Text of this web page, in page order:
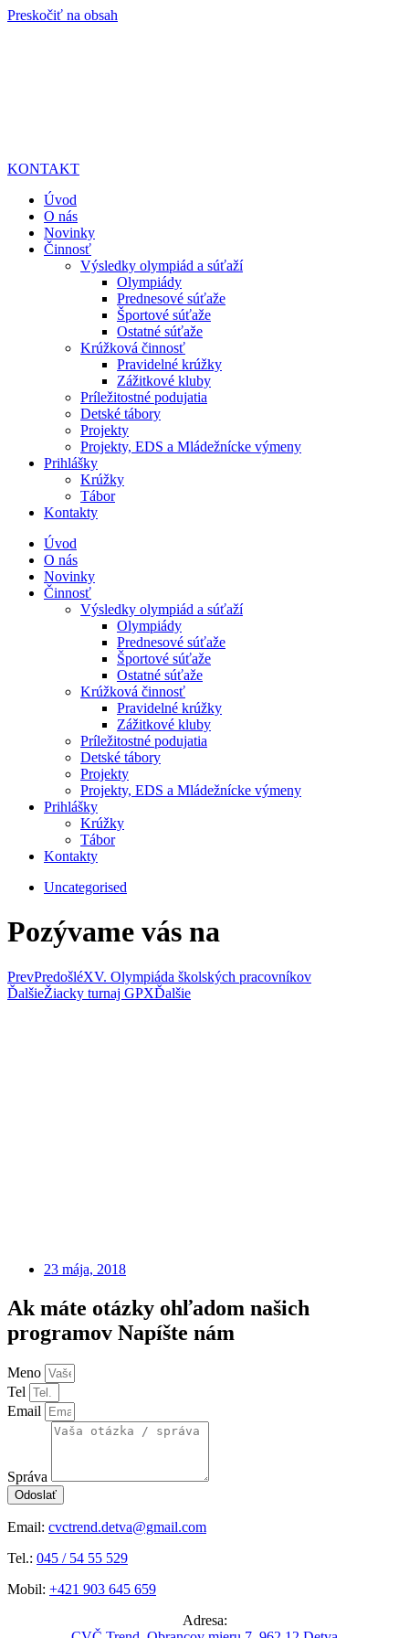
Preskočiť na obsah
KONTAKT
Úvod
O nás
Novinky
Činnosť
Výsledky olympiád a súťaží
Olympiády
Prednesové súťaže
Športové súťaže
Ostatné súťaže
Krúžková činnosť
Pravidelné krúžky
Zážitkové kluby
Príležitostné podujatia
Detské tábory
Projekty
Projekty, EDS a Mládežnícke výmeny
Prihlášky
Krúžky
Tábor
Kontakty
Úvod
O nás
Novinky
Činnosť
Výsledky olympiád a súťaží
Olympiády
Prednesové súťaže
Športové súťaže
Ostatné súťaže
Krúžková činnosť
Pravidelné krúžky
Zážitkové kluby
Príležitostné podujatia
Detské tábory
Projekty
Projekty, EDS a Mládežnícke výmeny
Prihlášky
Krúžky
Tábor
Kontakty
Uncategorised
Pozývame vás na
PrevPredošléXV. Olympiáda školských pracovníkov
ĎalšieŽiacky turnaj GPXĎalšie
23 mája, 2018
Ak máte otázky ohľadom našich
programov Napíšte nám
Meno
Tel
Email
Správa
Odoslať
Email: cvctrend.detva@gmail.com
Tel.: 045 / 54 55 529
Mobil: +421 903 645 659
Adresa: